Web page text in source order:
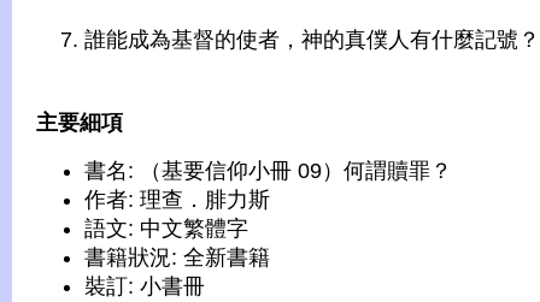
誰能成為基督的使者，神的真僕人有什麼記號？
主要細項
書名: （基要信仰小冊 09）何謂贖罪？
作者: 理查．腓力斯
語文: 中文繁體字
書籍狀況: 全新書籍
裝訂: 小書冊